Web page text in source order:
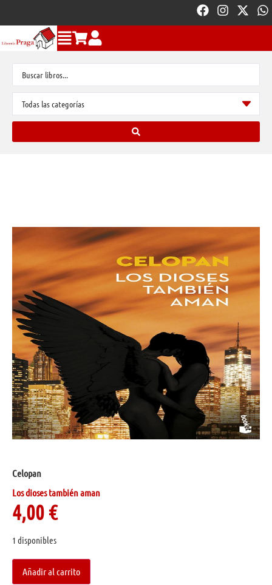
Celopan
Los dioses también aman
4,00€
1 disponibles
Añadir al carrito